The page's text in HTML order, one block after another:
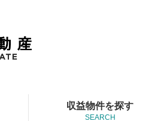
収益物件を探す
SEARCH